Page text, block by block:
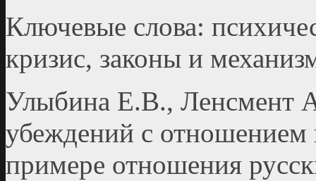
Ключевые слова:
кризис, законы и
Улыбина Е.В., Ленсмент
убеждений с отношением
примере отношения